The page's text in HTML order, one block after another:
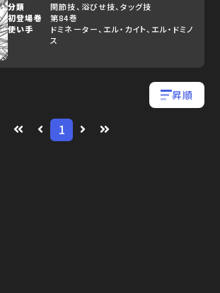
分類 関節技 浴びせ技 タッグ技
初登場巻
第84巻
使い手
ドミネーター エル・カイト エル・ドミノ
ス
1
昇順